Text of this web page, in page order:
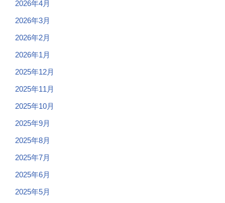
2026年4月
2026年3月
2026年2月
2026年1月
2025年12月
2025年11月
2025年10月
2025年9月
2025年8月
2025年7月
2025年6月
2025年5月